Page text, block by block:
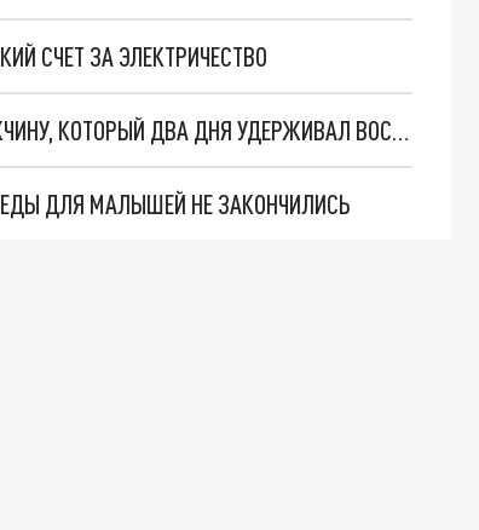
СЧЕТ ЗА ЭЛЕКТРИЧЕСТВО
В ЕКАТЕРИНБУРГЕ СУД ОТПРАВИЛ ПОД АРЕСТ МУЖЧИНУ, КОТОРЫЙ ДВА ДНЯ УДЕРЖИВАЛ ВОСЬМИЛЕТНЮЮ ДЕВОЧКУ
ДЛЯ МАЛЫШЕЙ НЕ ЗАКОНЧИЛИСЬ